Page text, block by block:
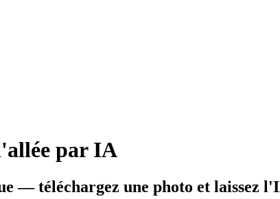
par IA
— téléchargez une photo et laissez